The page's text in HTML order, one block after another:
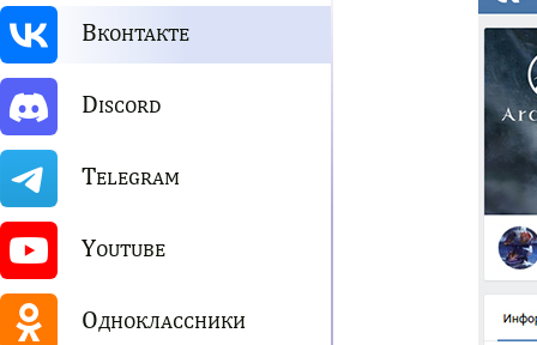
ВКОНТАКТЕ
DISCORD
TELEGRAM
YOUTUBE
ОДНОКЛАССНИКИ